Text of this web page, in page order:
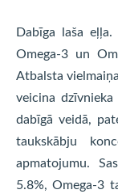
Dabīga laša
Omega-3 un
Atbalsta
veicina
dabīgā veidā,
taukskābju
apmatojumu.
5.8%, Omega-3